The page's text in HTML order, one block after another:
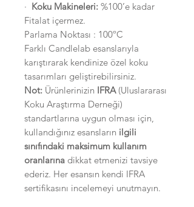
· Koku Makineleri: %100’e kadar
Fitalat içermez.
Parlama Noktası : 100ºC
Farklı Candlelab esanslarıyla
karıştırarak kendinize özel koku
tasarımları geliştirebilirsiniz.
Not: Ürünlerinizin IFRA(Uluslararası
Koku Araştırma Derneği)
standartlarına uygun olması için,
kullandığınız esansların ilgili
sınıfındaki maksimum kullanım
oranlarına dikkat etmenizi tavsiye
ederiz. Her esansın kendi IFRA
sertifikasını incelemeyi unutmayın.